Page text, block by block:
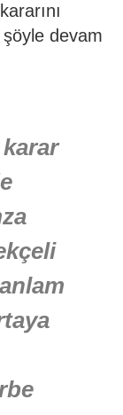
devam